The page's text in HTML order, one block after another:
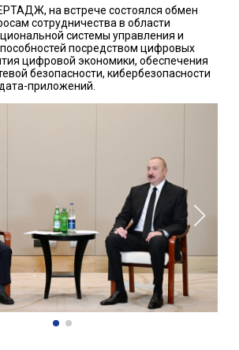
на встрече состоялся обмен
сотрудничества в области
системы управления и
посредством цифровых
цифровой экономики, обеспечения
безопасности, кибербезопасности
приложений.